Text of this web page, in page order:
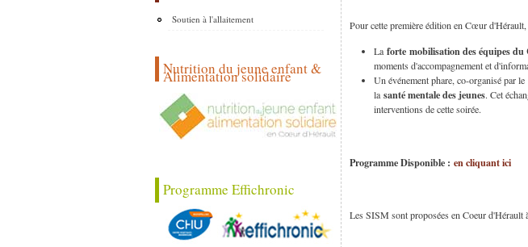
Soutien à l'allaitement
Nutrition du jeune enfant &
Alimentation solidaire
Programme Effichronic
Pour cette première édition en Cœur
Laforte mobilisation des équipes du
moments d'accompagnement et
Un événement phare, co-organisé par le
lasanté mentale des jeunes. Cet
interventions de cette soirée.
Programme Disponible : en cliquant ici
Les SISM sont proposées en Coeur